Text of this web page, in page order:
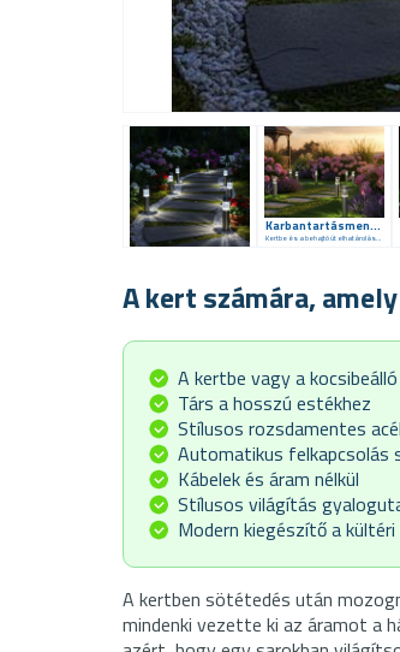
Karbantartásmentes világítás
Kertbe és a behajtó út elhatárolására is
A kert számára,
A kertbe vagy a
Társ a hosszú estékhez
Stílusos rozsdamentes
Automatikus felkapcsolás
Kábelek és áram nélkül
Stílusos világítás
Modern kiegészítő a
A kertben sötétedés után
mindenki vezette ki az áramot a